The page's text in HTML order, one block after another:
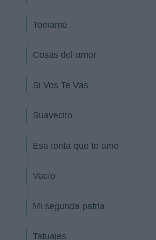
Tomamé
Cosas del amor
Si Vos Te Vas
Suavecito
Esa tonta que te amo
Vacío
Mi segunda patria
Tatuajes